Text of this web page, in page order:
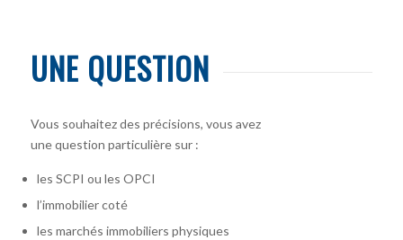
UNE QUESTION
Vous souhaitez des précisions, vous avez
une question particulière sur :
les SCPI ou les OPCI
l’immobilier coté
les marchés immobiliers physiques